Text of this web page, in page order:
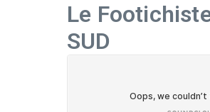
Le
SUD